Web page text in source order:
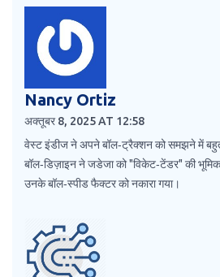
Nancy Ortiz
अक्तूबर 8, 2025 AT 12:58
वेस्ट इंडीज ने अपने बॉल‑ट्रैक्शन को समझने में
बॉल‑डिज़ाइन ने जडेजा को "विकेट‑टेंडर" की
उनके बॉल‑स्पीड फैक्टर को नकारा गया।